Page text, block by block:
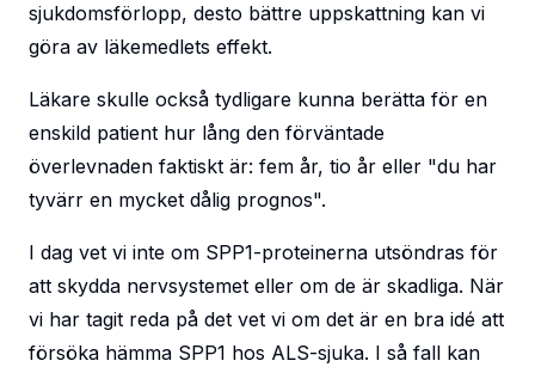
sjukdomsförlopp, desto bättre uppskattning kan vi
göra av läkemedlets effekt.
Läkare skulle också tydligare kunna berätta för en
enskild patient hur lång den förväntade
överlevnaden faktiskt är: fem år, tio år eller "du har
tyvärr en mycket dålig prognos".
I dag vet vi inte om SPP1-proteinerna utsöndras för
att skydda nervsystemet eller om de är skadliga. När
vi har tagit reda på det vet vi om det är en bra idé att
försöka hämma SPP1 hos ALS-sjuka. I så fall kan